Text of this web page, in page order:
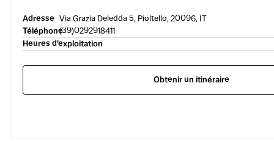
Adresse Via Grazia Deledda 5, Pioltello, 20096, IT
Téléphone(39)0292918411
Heures d’exploitation
Obtenir un itinéraire